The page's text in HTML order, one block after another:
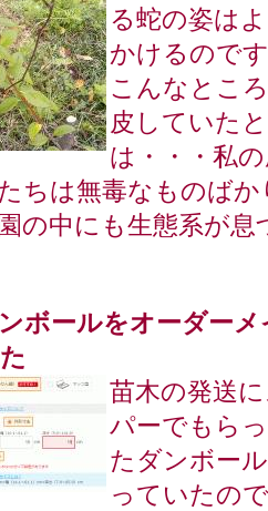
る蛇の姿は
かけるので
こんなとこ
皮していたと
は・・・私
ちは無毒なものばか
の中にも生態系が息
ボールをオーダーメ
苗木の発送
パーでもら
たダンボー
っていたの